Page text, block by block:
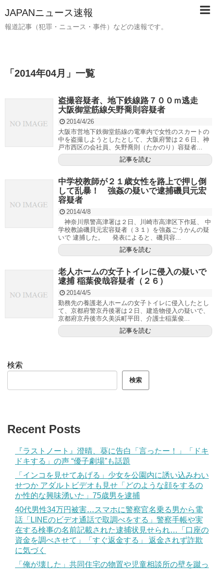
JAPANニュース速報
報道記事（犯罪・ニュース・事件）などの速報です。
「 2014年04月 」 一覧
盗撮容疑者、地下鉄線路７００ｍ逃走
大阪御堂筋線矢野喬則容疑者
2014/4/26
大阪市営地下鉄御堂筋線の電車内で女性のスカートの
中を盗撮しようとしたとして、大阪府警は２６日、神
戸市西区の会社員、矢野喬則（たかのり）容疑者...
記事を読む
中学校教師が２１歳女性を路上で押し倒
して乱暴！ 強姦の疑いで逮捕磯貝元宏
容疑者
2014/4/8
神奈川県警高津署は２日、川崎市高津区下作延、 中
学校教諭磯貝元宏容疑者（３１）を強姦ごうかんの疑
いで 逮捕した。 発表によると、磯貝容...
記事を読む
老人ホームの女子トイレに侵入の疑いで
逮捕 稲葉俊哉容疑者（２６）
2014/4/5
勤務先の養護老人ホームの女子トイレに侵入したとし
て、京都府警京丹後署は２日、建造物侵入の疑いで、
京都府京丹後市久美浜町平田、介護士稲葉俊...
記事を読む
検索
検索
Recent Posts
『ラストノート』澄晴、葵に告白「言ったー！」「ドキ
ドキする」の声 “優子劇場”も話題
「インコを見せてあげる」少女を公園内に誘い込みわい
せつか アダルトビデオも見せ「どのような顔をするの
か性的な興味湧いた」75歳男を逮捕
40代男性34万円被害…スマホに警察官名乗る男から電
話「LINEのビデオ通話で取調べをする」警察手帳や実
在する検事の名前記載された逮捕状見せられ…「口座の
資金を調べさせて」「すぐ返金する」 返金されず詐欺
に気づく
「俺が壊した」共同住宅の物置や児童相談所の壁を蹴っ